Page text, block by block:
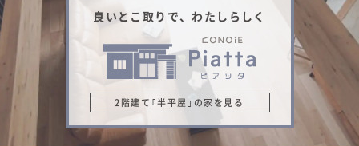
良いとこ取りで、わたしらしく
2階建て｢半平屋｣の家を見る